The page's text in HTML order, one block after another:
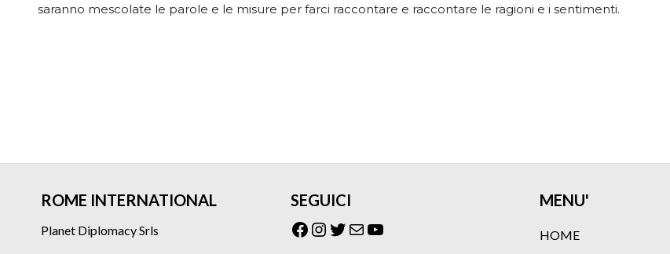
saranno mescolate le parole e le misure per farci raccontare e raccontare le ragioni e i sentimenti.
ROME INTERNATIONAL
Planet Diplomacy Srls
SEGUICI
Facebook
Instagram
Twitter
EmailYouTube
MENU'
HOME